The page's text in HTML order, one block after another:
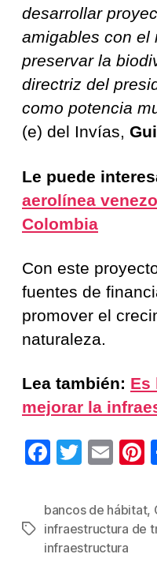
desarrollar
amigables con el
preservar la
directriz del
como potencia
(e) del Invías,
Le puede
aerolínea
Colombia
Con este
fuentes de
promover el
naturaleza.
Lea también: Es
mejorar la
F
c
e
b
T
tt
er
E
ail
Etiquetas
bancos de hábitat,
infraestructura de
infraestructura